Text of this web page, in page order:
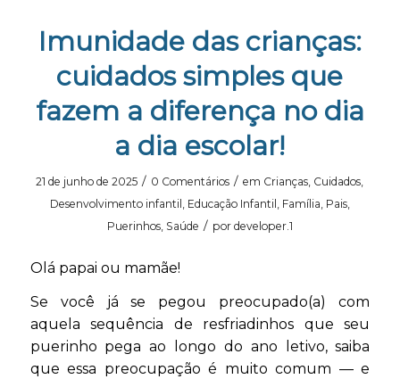
Imunidade das crianças:
cuidados simples que
fazem a diferença no dia
a dia escolar!
21 de junho de 2025 / 0 Comentários / em Crianças, Cuidados,
Desenvolvimento infantil , Educação Infantil , Família, Pais,
Puerinhos, Saúde / por developer.1
Olá papai ou mamãe!
Se você já se pegou preocupado(a) com
aquela sequência de resfriadinhos que seu
puerinho pega ao longo do ano letivo, saiba
que essa preocupação é muito comum — e